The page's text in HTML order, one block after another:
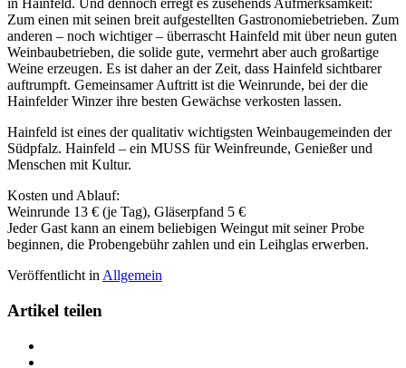
in Hainfeld. Und dennoch erregt es zusehends Aufmerksamkeit:
Zum einen mit seinen breit aufgestellten Gastronomiebetrieben. Zum
anderen – noch wichtiger – überrascht Hainfeld mit über neun guten
Weinbaubetrieben, die solide gute, vermehrt aber auch großartige
Weine erzeugen. Es ist daher an der Zeit, dass Hainfeld sichtbarer
auftrumpft. Gemeinsamer Auftritt ist die Weinrunde, bei der die
Hainfelder Winzer ihre besten Gewächse verkosten lassen.
Hainfeld ist eines der qualitativ wichtigsten Weinbaugemeinden der
Südpfalz. Hainfeld – ein MUSS für Weinfreunde, Genießer und
Menschen mit Kultur.
Kosten und Ablauf:
Weinrunde 13 € (je Tag), Gläserpfand 5 €
Jeder Gast kann an einem beliebigen Weingut mit seiner Probe
beginnen, die Probengebühr zahlen und ein Leihglas erwerben.
Veröffentlicht inAllgemein
Artikel teilen